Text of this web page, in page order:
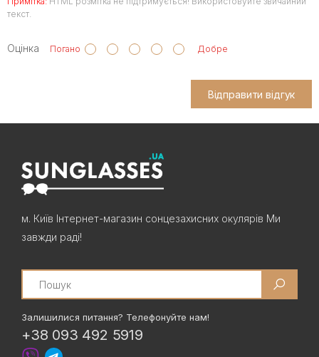
текст.
Оцінка Погано Добре
Відправити відгук
м. Київ Інтернет-магазин сонцезахисних окулярів Ми
завжди раді!
Search
Залишилися питання? Телефонуйте нам!
+38 093 492 5919